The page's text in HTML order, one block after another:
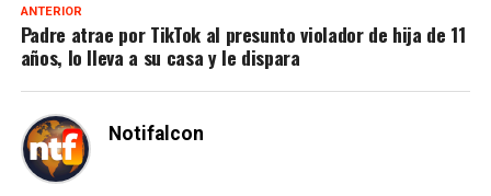
ANTERIOR
Padre atrae por TikTok al presunto violador de hija de 11
años, lo lleva a su casa y le dispara
Notifalcon